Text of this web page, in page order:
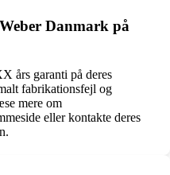
Danmark på
års garanti på deres
fabrikationsfejl og
mere om
eller kontakte deres